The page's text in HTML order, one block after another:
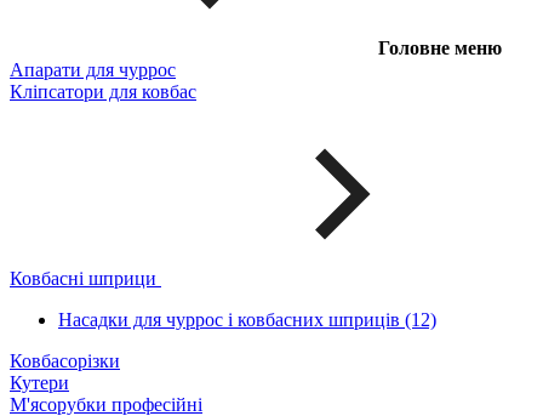
Головне меню
Апарати для чуррос
Кліпсатори для ковбас
Ковбасні шприци
Насадки для чуррос і ковбасних шприців (12)
Ковбасорізки
Кутери
М'ясорубки професійні